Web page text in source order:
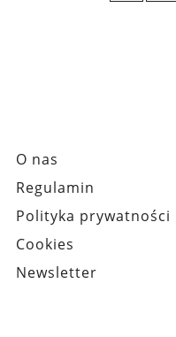
O nas
Regulamin
Polityka prywatności
Cookies
Newsletter